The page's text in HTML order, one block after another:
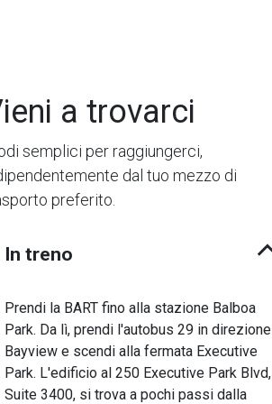
a trovarci
semplici per raggiungerci,
dal tuo mezzo di
preferito.
In treno
Prendi la BART fino alla stazione Balboa
Park. Da lì, prendi l'autobus 29 in direzione
Bayview e scendi alla fermata Executive
Park. L'edificio al 250 Executive Park Blvd,
Suite 3400, si trova a pochi passi dalla